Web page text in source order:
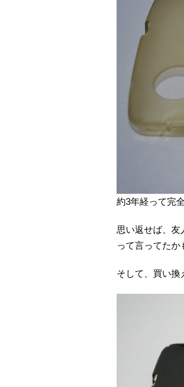
約3年経って完
思い返せば、友
って言ってたか
そして、買い換